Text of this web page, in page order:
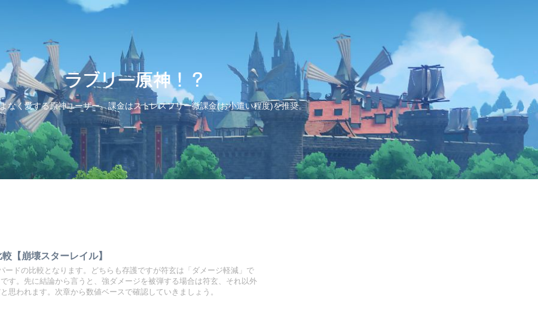
なく愛する原神ユーザー。課金はストレスフリー微課金(お小遣い程度)を推奨。
【崩壊スターレイル】
ードの比較となります。どちらも存護ですが符玄は「ダメージ軽減」で
す。先に結論から言うと、強ダメージを被弾する場合は符玄、それ以外
思われます。次章から数値ベースで確認していきましょう。